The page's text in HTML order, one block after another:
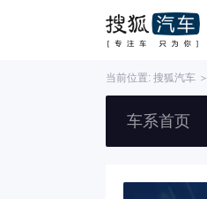
当前位置: 搜狐汽车 ＞
车系首页